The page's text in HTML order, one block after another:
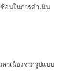
อนในการดำเนิน
าเนื่องจากรูปแบบ